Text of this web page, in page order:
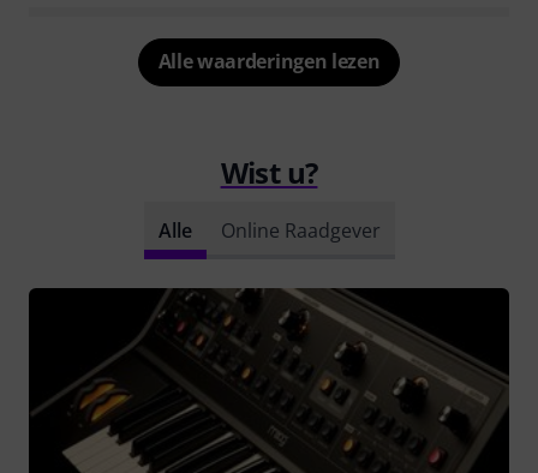
Alle waarderingen lezen
Wist u?
Alle Online Raadgever